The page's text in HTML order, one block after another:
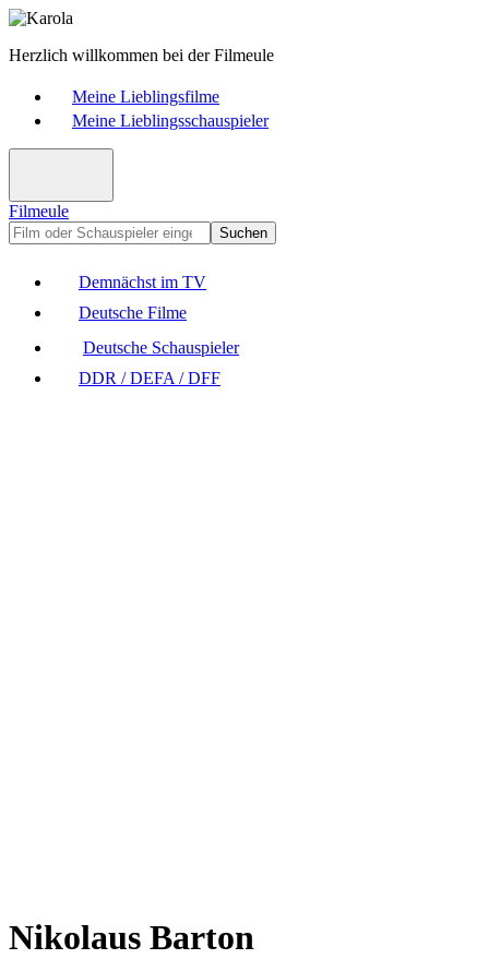
Herzlich willkommen bei der Filmeule
Meine Lieblingsfilme
Meine Lieblingsschauspieler
Filmeule
Suchen
Demnächst im TV
Deutsche Filme
Deutsche Schauspieler
DDR / DEFA / DFF
Nikolaus Barton